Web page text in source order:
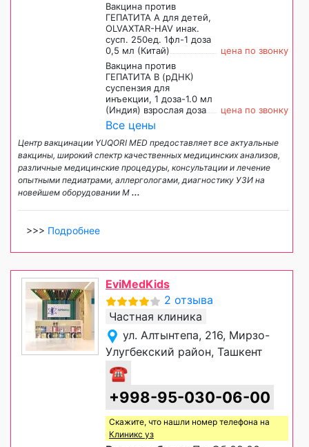
Вакцина против
ГЕПАТИТА А для детей,
OLVAXTAR-HAV инак.
сусп. 250ед. 1фл-1 доза
0,5 мл (Китай)
цена по звонку
Вакцина против
ГЕПАТИТА В (рДНК)
суспензия для
инъекции, 1 доза-1.0 мл
(Индия) взрослая доза
цена по звонку
Все цены
Центр вакцинации YUQORI MED предоставляет все актуальные
вакцины, широкий спектр качественных медицинских анализов,
различные медицинские процедуры, консультации и лечение
опытными педиатрами, аллергологами, диагностику УЗИ на
новейшем оборудовании М ...
>>> Подробнее
EviMedKids
2 отзыва
Частная клиника
ул. Алтынтепа, 216, Мирзо-
Улугбекский район, Ташкент
☎
+998-95-030-06-00
Скажите, что нашли номер телефона на
Клиникс уз